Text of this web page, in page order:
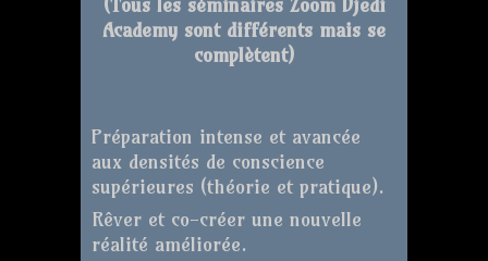
Academy sont différents mais se
complètent)
Préparation intense et avancée
aux densités de conscience
supérieures (théorie et pratique).
Rêver et co-créer une nouvelle
réalité améliorée.